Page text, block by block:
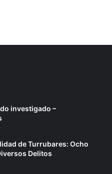
investigado –
de Turrubares: Ocho
Delitos